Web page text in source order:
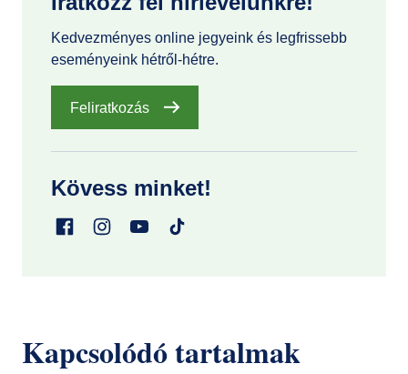
Kedvezményes online jegyeink és legfrissebb
eseményeink hétről-hétre.
Feliratkozás
Kövess minket!
Kapcsolódó tartalmak